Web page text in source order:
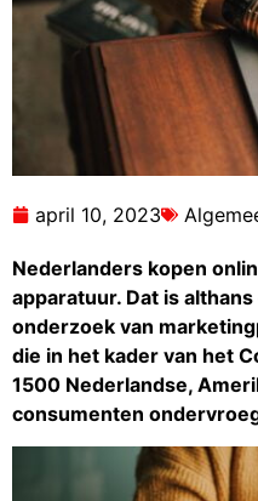
april 10, 2023
Nederlanders kopen
apparatuur. Dat is
onderzoek van
die in het kader van het
1500 Nederlandse,
consumenten